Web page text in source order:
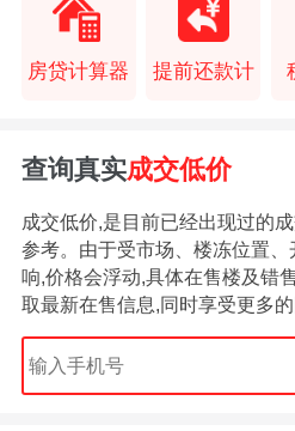
房贷计算器 提前还款计
查询真实成交低价
成交低价,是目前已经出现过的
参考。由于受市场、楼冻位置
响,价格会浮动,具体在售楼及错
取最新在售信息,同时享受更多的